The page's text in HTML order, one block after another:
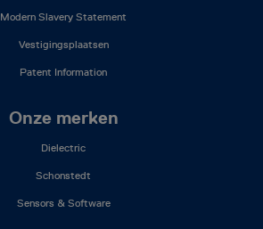
Modern Slavery Statement
Vestigingsplaatsen
Patent Information
Onze merken
Dielectric
Schonstedt
Sensors & Software